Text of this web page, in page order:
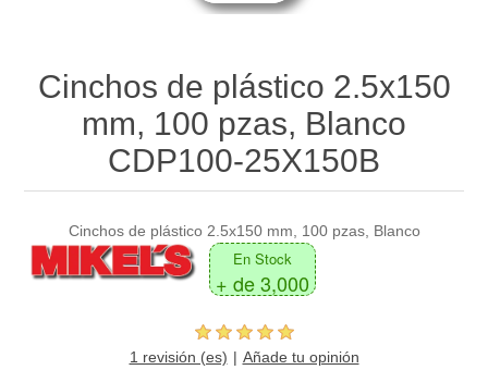
Cinchos de plástico 2.5x150
mm, 100 pzas, Blanco
CDP100-25X150B
Cinchos de plástico 2.5x150 mm, 100 pzas, Blanco
En Stock
+ de 3,000
1 revisión (es) Añade tu opinión